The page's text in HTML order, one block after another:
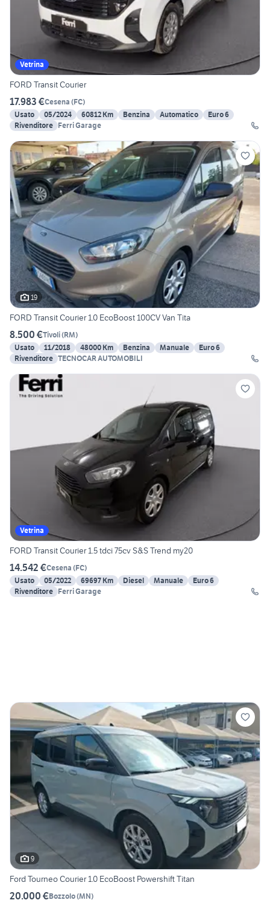
Vetrina
FORD Transit Courier
17.983 €Cesena (FC)
Usato
05/2024 60812 Km Benzina Automatico
Euro 6
Rivenditore Ferri Garage
19
FORD Transit Courier 1.0 EcoBoost 100CV Van Tita
8.500 €Tivoli(RM)
Usato
11/2018 48000 Km Benzina Manuale
Euro 6
Rivenditore TECNOCAR AUTOMOBILI
Vetrina
FORD Transit Courier 1.5 tdci 75cv S&S Trend my20
14.542 €Cesena (FC)
Usato
05/2022 69697 Km Diesel Manuale
Euro 6
Rivenditore Ferri Garage
9
Ford Tourneo Courier 1.0 EcoBoost Powershift Titan
20.000 €Bozzolo(MN)